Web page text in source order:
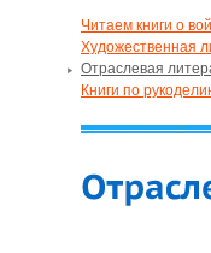
Читаем книги о
Художественная
Отраслевая
Книги по